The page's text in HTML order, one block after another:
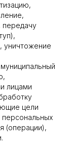
передачу
уничтожение
лицами
цели
персональных
(операции),